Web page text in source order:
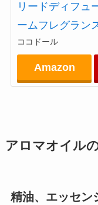
リードディフュ
ームフレグラン
ココドール
Amazon
アロマオイル
精油、エッセン